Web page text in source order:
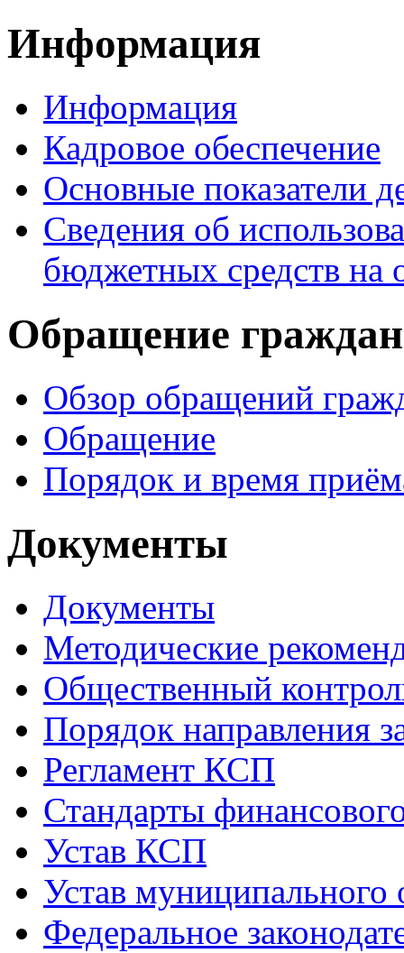
Информация
Информация
Кадровое обеспечение
Основные показатели
Сведения об
бюджетных средств на
Обращение
Обзор обращений
Обращение
Порядок и время
Документы
Документы
Методические
Общественный
Порядок направления
Регламент КСП
Стандарты
Устав КСП
Устав муниципального
Федеральное